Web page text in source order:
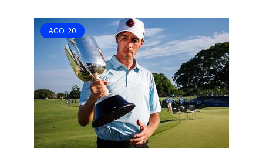
AGO 20